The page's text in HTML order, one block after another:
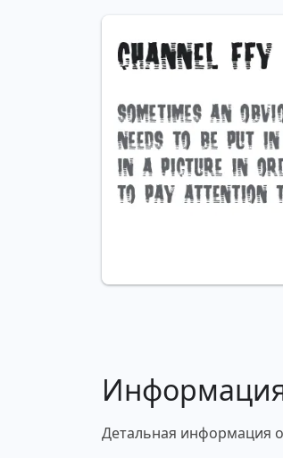
Детальная информация